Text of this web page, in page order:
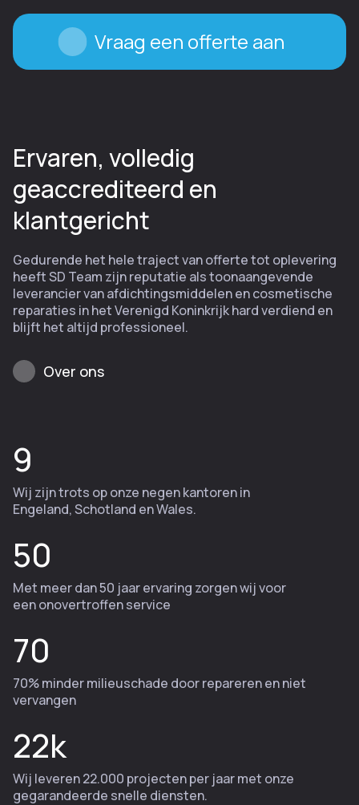
Vraag een offerte aan
Ervaren, volledig
geaccrediteerd en
klantgericht
Gedurende het hele traject van offerte tot oplevering
heeft SD Team zijn reputatie als toonaangevende
leverancier van afdichtingsmiddelen en cosmetische
reparaties in het Verenigd Koninkrijk hard verdiend en
blijft het altijd professioneel.
Over ons
9
Wij zijn trots op onze negen kantoren in
Engeland, Schotland en Wales.
50
Met meer dan 50 jaar ervaring zorgen wij voor
een onovertroffen service
70
70% minder milieuschade door repareren en niet
vervangen
22k
Wij leveren 22.000 projecten per jaar met onze
gegarandeerde snelle diensten.